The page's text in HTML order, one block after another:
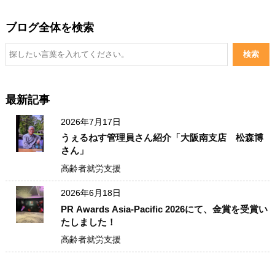
て、２ケ月後にはうぇるねすの代務員となっていまし
た。 Q.実際にうぇるねすに入られての印象はいかがです
か？A.マンションの巡回や清掃で身体を動かし、居住者と
ーからスマホに変えて、現代社会の一人として生きている
定年がなく、現役で過ごせると思っています。 Q.うぇるね
すのお仕事をされていない時は何をされていますか？A.日
務主任者試験に挑戦したいと思う。 Q.うぇるねすのお仕事
で頂いた報酬の使い道は？A.妻や孫へのプレゼント代や趣
味のゴルフ代、交際費に使っています。
ブログ全体を検索
最新記事
2026年7月17日
うぇるねす管理員さん紹介「大阪南支店 松森博
さん」
高齢者就労支援
2026年6月18日
PR Awards Asia-Pacific 2026にて、金賞を受賞い
たしました！
高齢者就労支援